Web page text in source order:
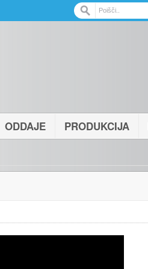
ODDAJE PRODUKCIJA